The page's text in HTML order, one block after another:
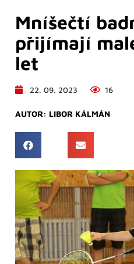
Mníšečtí
přijímají
let
22. 09. 2023 16
AUTOR: LIBOR KÁLMÁN